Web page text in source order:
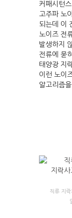
커패시턴
고주파 노
되는데 이
노이즈 전
발생하지
전류에 묻
태양광 지
이런 노이
알고리즘
직류 지